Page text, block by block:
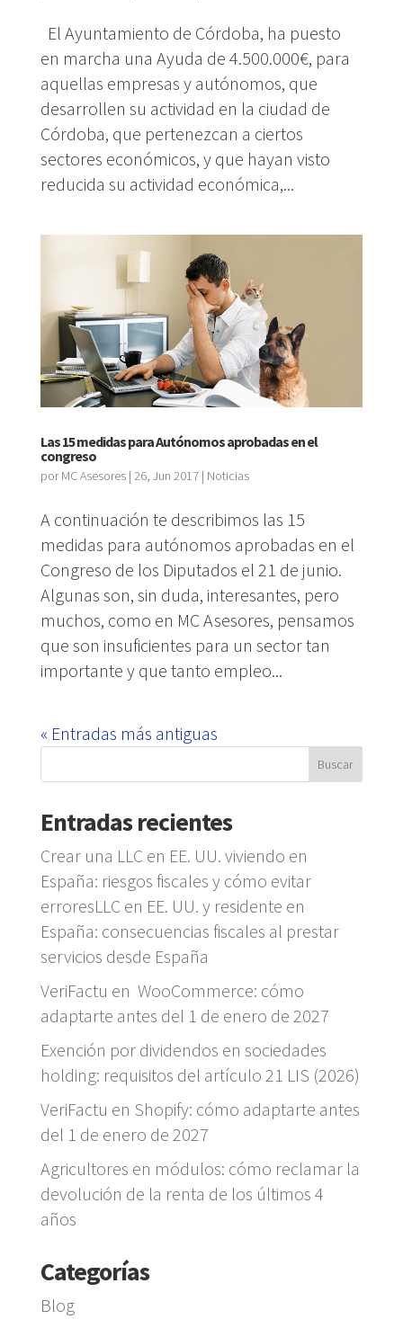
El Ayuntamiento de Córdoba, ha puesto
en marcha una Ayuda de 4.500.000€, para
aquellas empresas y autónomos, que
desarrollen su actividad en la ciudad de
Córdoba, que pertenezcan a ciertos
sectores económicos, y que hayan visto
reducida su actividad económica,...
Las 15 medidas para Autónomos aprobadas en el
congreso
porMC Asesores| 26, Jun 2017| Noticias
A continuación te describimos las 15
medidas para autónomos aprobadas en el
Congreso de los Diputados el 21 de junio.
Algunas son, sin duda, interesantes, pero
muchos, como en MC Asesores, pensamos
que son insuficientes para un sector tan
importante y que tanto empleo...
« Entradas más antiguas
Entradas recientes
Crear una LLC en EE. UU. viviendo en
España: riesgos fiscales y cómo evitar
erroresLLC en EE. UU. y residente en
España: consecuencias fiscales al prestar
servicios desde España
VeriFactu en WooCommerce: cómo
adaptarte antes del 1 de enero de 2027
Exención por dividendos en sociedades
holding: requisitos del artículo 21 LIS (2026)
VeriFactu en Shopify: cómo adaptarte antes
del 1 de enero de 2027
Agricultores en módulos: cómo reclamar la
devolución de la renta de los últimos 4
años
Categorías
Blog